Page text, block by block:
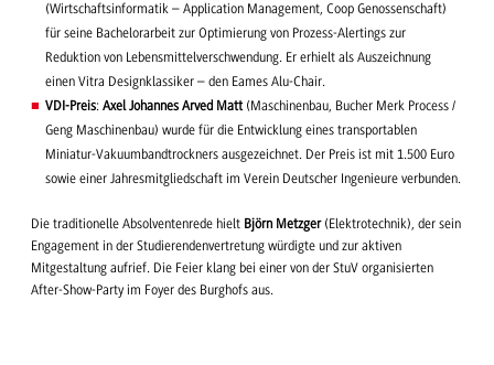
(Wirtschaftsinformatik – Application Management, Coop Genossenschaft)
für seine Bachelorarbeit zur Optimierung von Prozess-Alertings zur
Reduktion von Lebensmittelverschwendung. Er erhielt als Auszeichnung
einen Vitra Designklassiker – den Eames Alu-Chair.
VDI-Preis: Axel Johannes Arved Matt(Maschinenbau, Bucher Merk Process /
Geng Maschinenbau) wurde für die Entwicklung eines transportablen
Miniatur-Vakuumbandtrockners ausgezeichnet. Der Preis ist mit 1.500 Euro
sowie einer Jahresmitgliedschaft im Verein Deutscher Ingenieure verbunden.
Die traditionelle Absolventenrede hielt Björn Metzger(Elektrotechnik), der sein
Engagement in der Studierendenvertretung würdigte und zur aktiven
Mitgestaltung aufrief. Die Feier klang bei einer von der StuV organisierten
After-Show-Party im Foyer des Burghofs aus.